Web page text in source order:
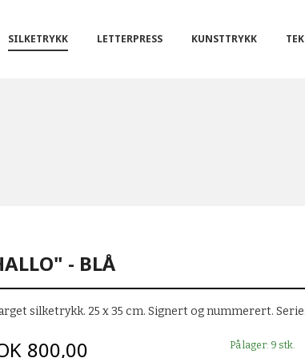
SILKETRYKK LETTERPRESS KUNSTTRYKK
- BLÅ
silketrykk. 25 x 35 cm. Signert og nummerert.
800,00 På lager: 9 stk.